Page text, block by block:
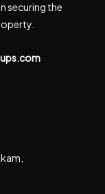
securing the